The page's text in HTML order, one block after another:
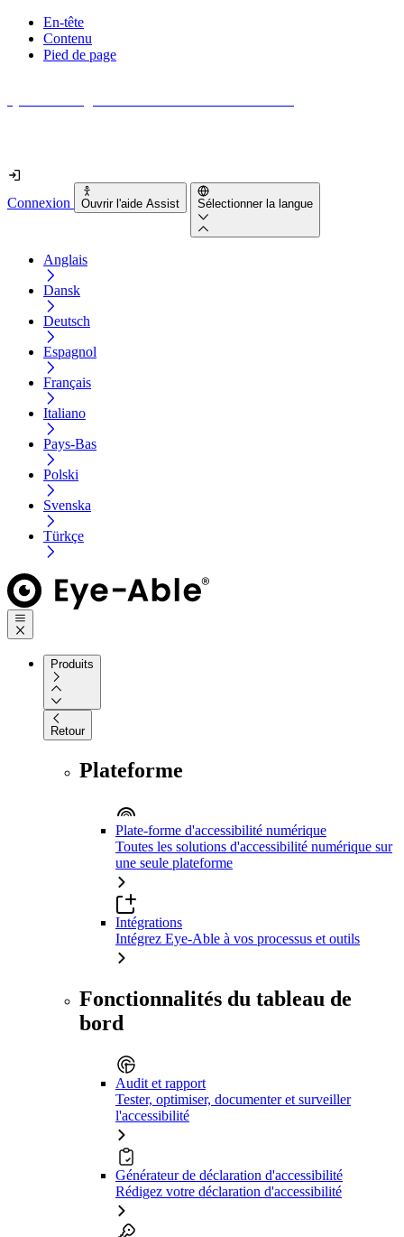
En-tête
Contenu
Pied de page
Connexion Ouvrir l'aide Assist Sélectionner la langue
Anglais
Dansk
Deutsch
Espagnol
Français
Italiano
Pays-Bas
Polski
Svenska
Türkçe
Produits
Retour
Plateforme
Plate-forme d'accessibilité numérique
Toutes les solutions d'accessibilité numérique sur
une seule plateforme
Intégrations
Intégrez Eye-Able à vos processus et outils
Fonctionnalités du tableau de
bord
Audit et rapport
Tester, optimiser, documenter et surveiller
l'accessibilité
Générateur de déclaration d'accessibilité
Rédigez votre déclaration d'accessibilité